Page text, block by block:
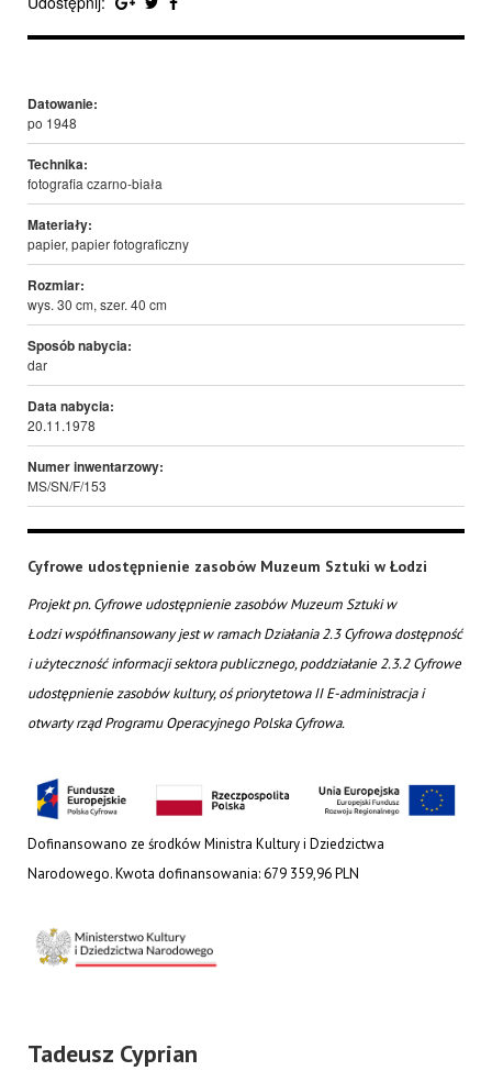
Datowanie:
po 1948
Technika:
fotografia czarno-biała
Materiały:
papier, papier fotograficzny
Rozmiar:
wys. 30 cm, szer. 40 cm
Sposób nabycia:
dar
Data nabycia:
20.11.1978
Numer inwentarzowy:
MS/SN/F/153
Cyfrowe udostępnienie zasobów Muzeum Sztuki w Łodzi
Projekt pn. Cyfrowe udostępnienie zasobów Muzeum Sztuki w
Łodzi współfinansowany jest w ramach Działania 2.3 Cyfrowa dostępność
i użyteczność informacji sektora publicznego, poddziałanie 2.3.2 Cyfrowe
udostępnienie zasobów kultury, oś priorytetowa II E-administracja i
otwarty rząd Programu Operacyjnego Polska Cyfrowa.
Dofinansowano ze środków Ministra Kultury i Dziedzictwa
Narodowego. Kwota dofinansowania: 679 359,96 PLN
Tadeusz Cyprian